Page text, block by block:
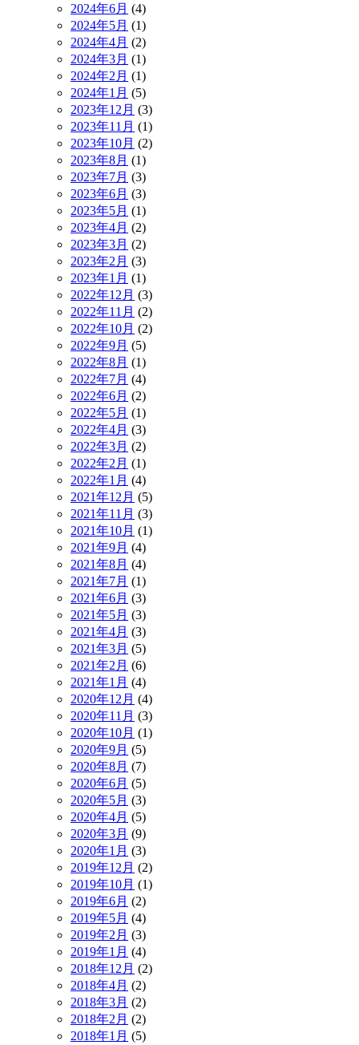
2024年6月 (4)
2024年5月 (1)
2024年4月 (2)
2024年3月 (1)
2024年2月 (1)
2024年1月 (5)
2023年12月 (3)
2023年11月 (1)
2023年10月 (2)
2023年8月 (1)
2023年7月 (3)
2023年6月 (3)
2023年5月 (1)
2023年4月 (2)
2023年3月 (2)
2023年2月 (3)
2023年1月 (1)
2022年12月 (3)
2022年11月 (2)
2022年10月 (2)
2022年9月 (5)
2022年8月 (1)
2022年7月 (4)
2022年6月 (2)
2022年5月 (1)
2022年4月 (3)
2022年3月 (2)
2022年2月 (1)
2022年1月 (4)
2021年12月 (5)
2021年11月 (3)
2021年10月 (1)
2021年9月 (4)
2021年8月 (4)
2021年7月 (1)
2021年6月 (3)
2021年5月 (3)
2021年4月 (3)
2021年3月 (5)
2021年2月 (6)
2021年1月 (4)
2020年12月 (4)
2020年11月 (3)
2020年10月 (1)
2020年9月 (5)
2020年8月 (7)
2020年6月 (5)
2020年5月 (3)
2020年4月 (5)
2020年3月 (9)
2020年1月 (3)
2019年12月 (2)
2019年10月 (1)
2019年6月 (2)
2019年5月 (4)
2019年2月 (3)
2019年1月 (4)
2018年12月 (2)
2018年4月 (2)
2018年3月 (2)
2018年2月 (2)
2018年1月 (5)